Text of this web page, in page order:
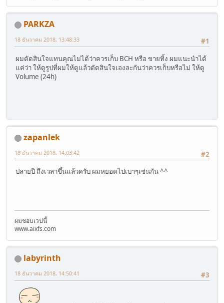
PARKZA
#1
18 ธันวาคม 2018, 13:48:33
ผมตัดสินใจแทนคุณไม่ได้ว่าควรเก็บ BCH หรือ ขายทิ้ง ผมแนะนำได้
แค่ว่า ให้ดูรูปที่ผมให้ดูแล้วตัดสินใจเองละกันว่าควรเก็บหรือไม่ ให้ดู
Volume (24h)
zapanlek
#2
18 ธันวาคม 2018, 14:03:42
ปลายปี ถึงเวลาขึ้นแล้วครับ ผมหยอดไปเบาๆเช่นกัน ^^
ผมชอบเวปนี้
www.aixfs.com
labyrinth
#3
18 ธันวาคม 2018, 14:50:41